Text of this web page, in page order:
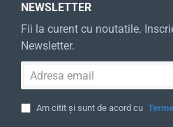
NEWSLETTER
Fii la curent cu noutatile.
Newsletter.
email
Am citit și sunt de acord cu